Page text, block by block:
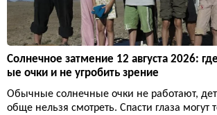
Солнечное затмение 12 августа 2026:
ые очки и не угробить зрение
Обычные солнечные очки не работают,
обще нельзя смотреть. Спасти глаза могут